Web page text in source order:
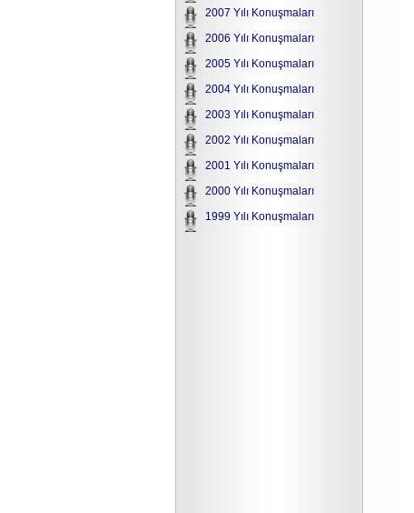
2007 Yılı Konuşmaları
2006 Yılı Konuşmaları
2005 Yılı Konuşmaları
2004 Yılı Konuşmaları
2003 Yılı Konuşmaları
2002 Yılı Konuşmaları
2001 Yılı Konuşmaları
2000 Yılı Konuşmaları
1999 Yılı Konuşmaları